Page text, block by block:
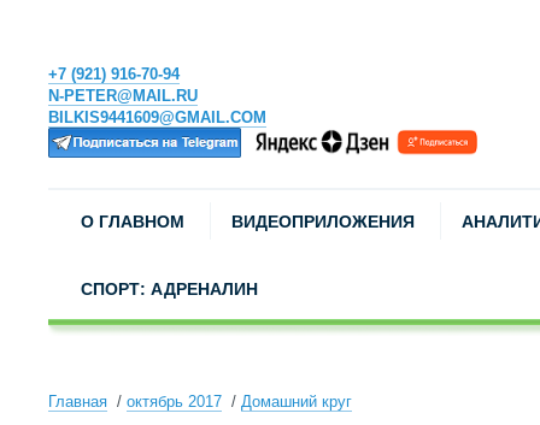
+7 (921) 916-70-94
N-PETER@MAIL.RU
BILKIS9441609@GMAIL.COM
О ГЛАВНОМ ВИДЕОПРИЛОЖЕНИЯ
СПОРТ: АДРЕНАЛИН
Главная октябрь 2017 Домашний круг